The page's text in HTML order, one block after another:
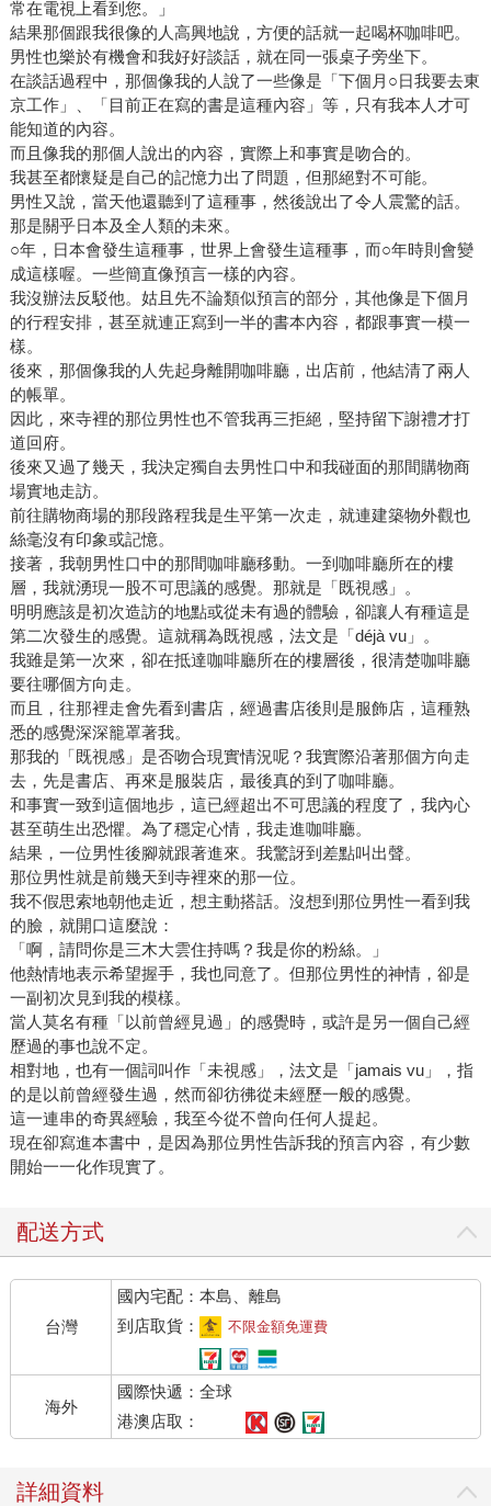
常在電視上看到您。」
結果那個跟我很像的人高興地說，方便的話就一起喝杯咖啡吧。
男性也樂於有機會和我好好談話，就在同一張桌子旁坐下。
在談話過程中，那個像我的人說了一些像是「下個月○日我要去東
京工作」、「目前正在寫的書是這種內容」等，只有我本人才可
能知道的內容。
而且像我的那個人說出的內容，實際上和事實是吻合的。
我甚至都懷疑是自己的記憶力出了問題，但那絕對不可能。
男性又說，當天他還聽到了這種事，然後說出了令人震驚的話。
那是關乎日本及全人類的未來。
○年，日本會發生這種事，世界上會發生這種事，而○年時則會變
成這樣喔。一些簡直像預言一樣的內容。
我沒辦法反駁他。姑且先不論類似預言的部分，其他像是下個月
的行程安排，甚至就連正寫到一半的書本內容，都跟事實一模一
樣。
後來，那個像我的人先起身離開咖啡廳，出店前，他結清了兩人
的帳單。
因此，來寺裡的那位男性也不管我再三拒絕，堅持留下謝禮才打
道回府。
後來又過了幾天，我決定獨自去男性口中和我碰面的那間購物商
場實地走訪。
前往購物商場的那段路程我是生平第一次走，就連建築物外觀也
絲毫沒有印象或記憶。
接著，我朝男性口中的那間咖啡廳移動。一到咖啡廳所在的樓
層，我就湧現一股不可思議的感覺。那就是「既視感」。
明明應該是初次造訪的地點或從未有過的體驗，卻讓人有種這是
第二次發生的感覺。這就稱為既視感，法文是「déjà vu」。
我雖是第一次來，卻在抵達咖啡廳所在的樓層後，很清楚咖啡廳
要往哪個方向走。
而且，往那裡走會先看到書店，經過書店後則是服飾店，這種熟
悉的感覺深深籠罩著我。
那我的「既視感」是否吻合現實情況呢？我實際沿著那個方向走
去，先是書店、再來是服裝店，最後真的到了咖啡廳。
和事實一致到這個地步，這已經超出不可思議的程度了，我內心
甚至萌生出恐懼。為了穩定心情，我走進咖啡廳。
結果，一位男性後腳就跟著進來。我驚訝到差點叫出聲。
那位男性就是前幾天到寺裡來的那一位。
我不假思索地朝他走近，想主動搭話。沒想到那位男性一看到我
的臉，就開口這麼說：
「啊，請問你是三木大雲住持嗎？我是你的粉絲。」
他熱情地表示希望握手，我也同意了。但那位男性的神情，卻是
一副初次見到我的模樣。
當人莫名有種「以前曾經見過」的感覺時，或許是另一個自己經
歷過的事也說不定。
相對地，也有一個詞叫作「未視感」，法文是「jamais vu」，指
的是以前曾經發生過，然而卻彷彿從未經歷一般的感覺。
這一連串的奇異經驗，我至今從不曾向任何人提起。
現在卻寫進本書中，是因為那位男性告訴我的預言內容，有少數
開始一一化作現實了。
配送方式
台灣
國內宅配：本島、離島
到店取貨：
不限金額免運費
海外
國際快遞：全球
港澳店取：
詳細資料